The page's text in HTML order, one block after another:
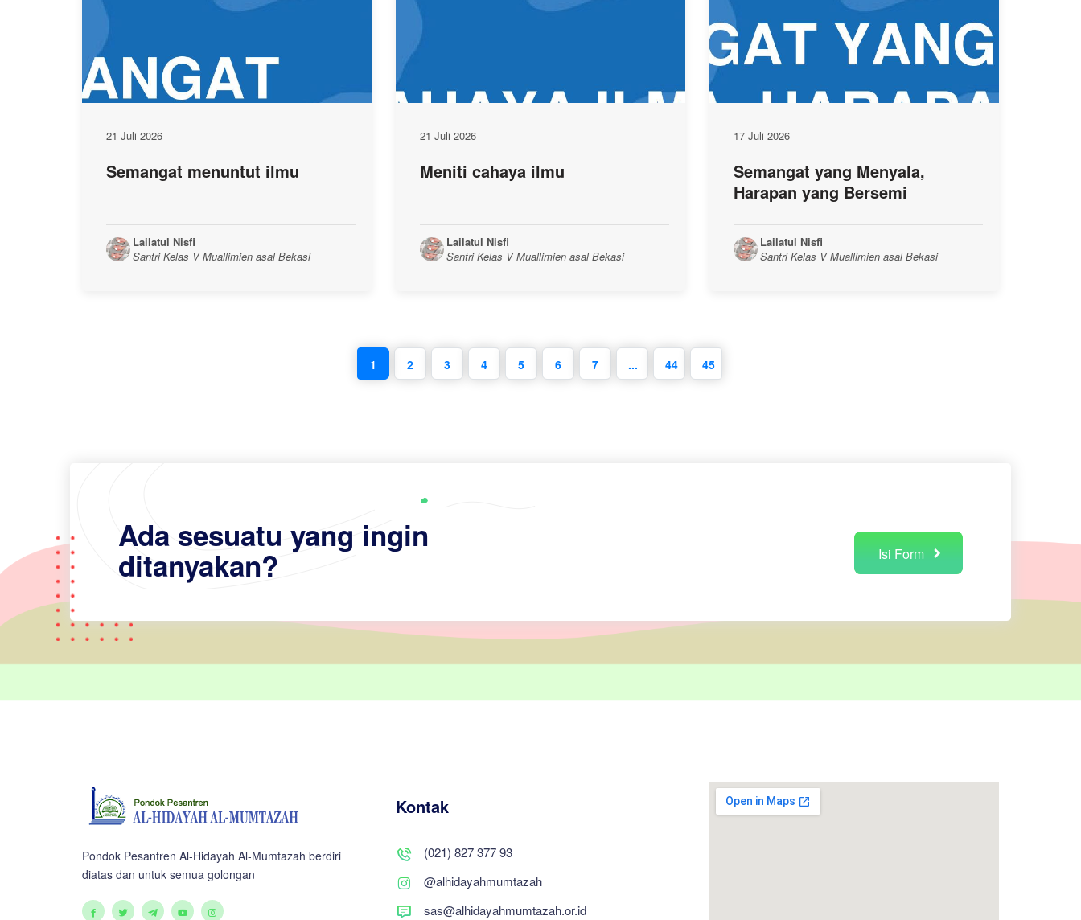
21 Juli 2026
Semangat menuntut ilmu
Lailatul Nisfi
Santri Kelas V Muallimien asal Bekasi
21 Juli 2026
Meniti cahaya ilmu
Lailatul Nisfi
Santri Kelas V Muallimien asal Bekasi
17 Juli 2026
Semangat yang Menyala,
Harapan yang Bersemi
Lailatul Nisfi
Santri Kelas V Muallimien asal Bekasi
1 2 3 4 5 6 7 ... 44 45
Ada sesuatu yang ingin
ditanyakan? Isi Form
Pondok Pesantren Al-Hidayah Al-Mumtazah berdiri
diatas dan untuk semua golongan
Kontak
(021) 827 377 93
@alhidayahmumtazah
sas@alhidayahmumtazah.or.id